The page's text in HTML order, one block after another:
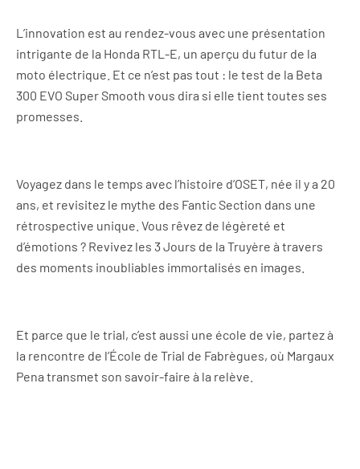
L’innovation est au rendez-vous avec une présentation
intrigante de la Honda RTL-E, un aperçu du futur de la
moto électrique. Et ce n’est pas tout : le test de la Beta
300 EVO Super Smooth vous dira si elle tient toutes ses
promesses.
Voyagez dans le temps avec l’histoire d’OSET, née il y a 20
ans, et revisitez le mythe des Fantic Section dans une
rétrospective unique. Vous rêvez de légèreté et
d’émotions ? Revivez les 3 Jours de la Truyère à travers
des moments inoubliables immortalisés en images.
Et parce que le trial, c’est aussi une école de vie, partez à
la rencontre de l’École de Trial de Fabrègues, où Margaux
Pena transmet son savoir-faire à la relève.